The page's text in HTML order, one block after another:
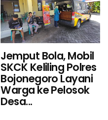
Jemput Bola, Mobil
SKCK Keliling Polres
Bojonegoro Layani
Warga ke Pelosok
Desa...